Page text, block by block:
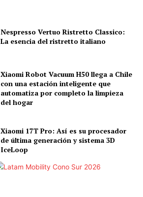
Nespresso Vertuo Ristretto Classico:
La esencia del ristretto italiano
Xiaomi Robot Vacuum H50 llega a Chile
con una estación inteligente que
automatiza por completo la limpieza
del hogar
Xiaomi 17T Pro: Así es su procesador
de última generación y sistema 3D
IceLoop